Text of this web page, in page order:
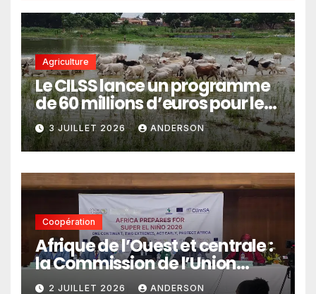
Agriculture
Le CILSS lance un programme
de 60 millions d’euros pour le
pastoralisme
3 JUILLET 2026 ANDERSON
Coopération
Afrique de l’Ouest et centrale :
la Commission de l’Union
africaine veut renforcer
2 JUILLET 2026 ANDERSON